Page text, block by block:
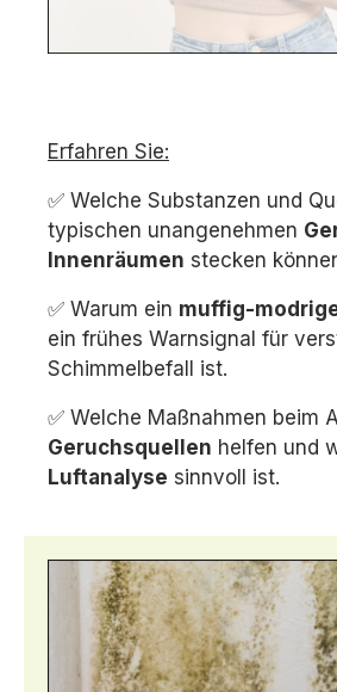
Erfahren Sie:
✅ Welche Substanzen und
typischen unangenehmen
Innenräumen stecken
✅ Warum ein muffig-
ein frühes Warnsignal für
Schimmelbefall ist.
✅ Welche Maßnahmen beim
Geruchsquellen helfen und
Luftanalyse sinnvoll ist.